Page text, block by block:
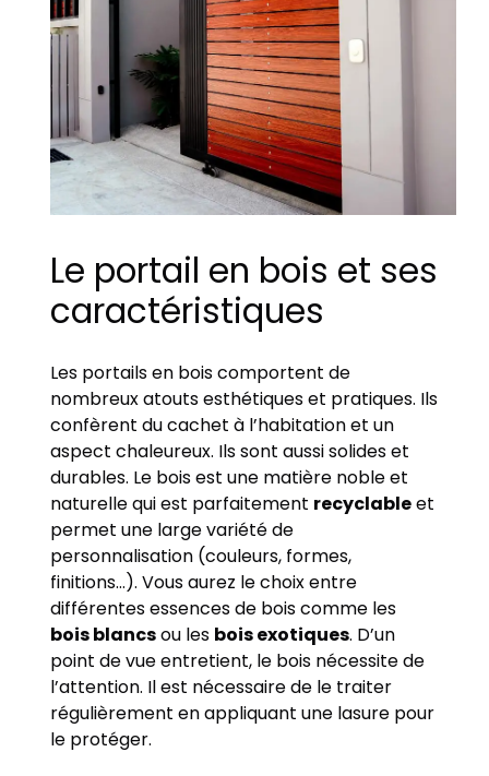
Le portail en bois et ses
caractéristiques
Les portails en bois comportent de
nombreux atouts esthétiques et pratiques. Ils
confèrent du cachet à l’habitation et un
aspect chaleureux. Ils sont aussi solides et
durables. Le bois est une matière noble et
naturelle qui est parfaitement recyclableet
permet une large variété de
personnalisation (couleurs, formes,
finitions…). Vous aurez le choix entre
différentes essences de bois comme les
bois blancsou les bois exotiques. D’un
point de vue entretient, le bois nécessite de
l’attention. Il est nécessaire de le traiter
régulièrement en appliquant une lasure pour
le protéger.